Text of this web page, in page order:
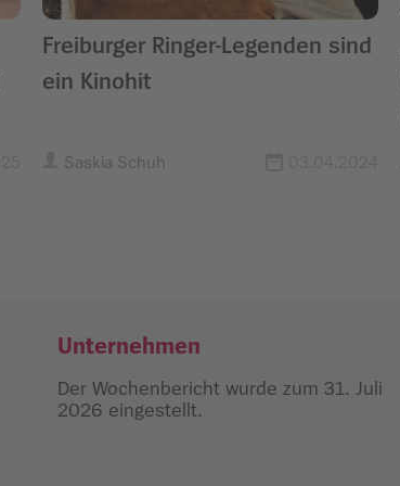
Freiburger Ringer-Legenden sind
ein Kinohit
Saskia Schuh
Unternehmen
Der Wochenbericht wurde zum 31. Juli
2026 eingestellt.